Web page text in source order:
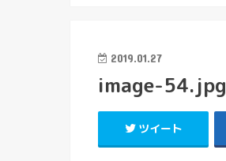
2019.01.27
image-54.jpg
ツイート